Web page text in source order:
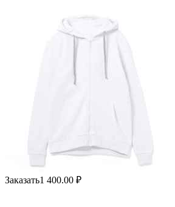
Заказать1 400.00 ₽